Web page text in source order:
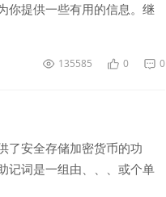
你提供一些有用的信息。继
135585 0 0
了安全存储加密货币的功
记词是一组由、、、或个单